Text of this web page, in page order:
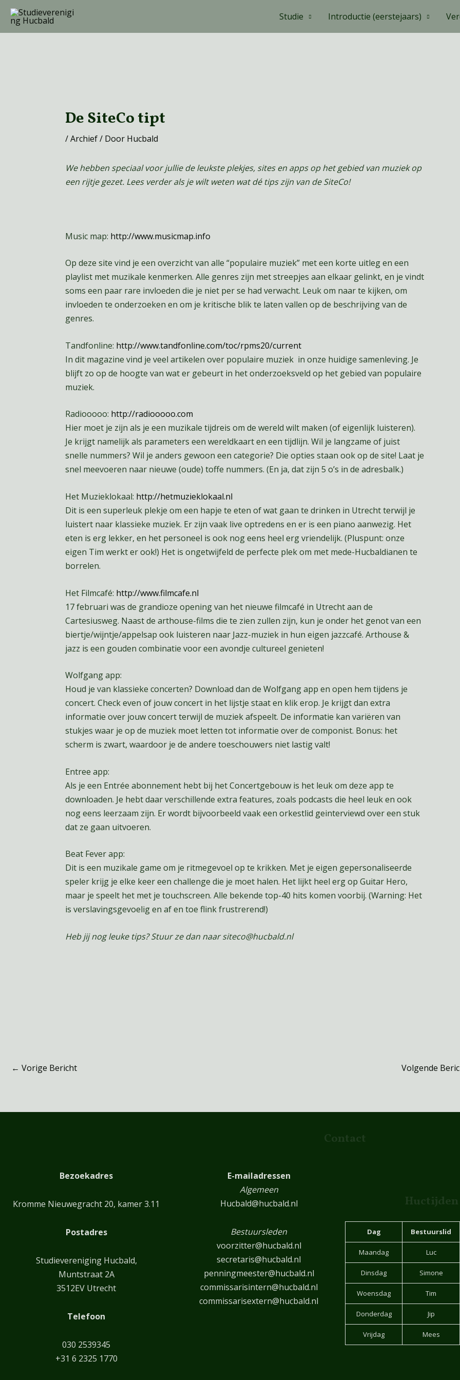
naar
de
Studie Introductie (eerstejaars)
De SiteCo tipt
/Archief/ Door Hucbald
We hebben speciaal voor jullie de leukste plekjes, sites en apps op het gebied van muziek op
een rijtje gezet. Lees verder als je wilt weten wat dé tips zijn van de SiteCo!
Music map: http://www.musicmap.info
Op deze site vind je een overzicht van alle “populaire muziek” met een korte uitleg en een
playlist met muzikale kenmerken. Alle genres zijn met streepjes aan elkaar gelinkt, en je vindt
soms een paar rare invloeden die je niet per se had verwacht. Leuk om naar te kijken, om
invloeden te onderzoeken en om je kritische blik te laten vallen op de beschrijving van de
genres.
Tandfonline: http://www.tandfonline.com/toc/rpms20/current
In dit magazine vind je veel artikelen over populaire muziek in onze huidige samenleving. Je
blijft zo op de hoogte van wat er gebeurt in het onderzoeksveld op het gebied van populaire
muziek.
Radiooooo: http://radiooooo.com
Hier moet je zijn als je een muzikale tijdreis om de wereld wilt maken (of eigenlijk luisteren).
Je krijgt namelijk als parameters een wereldkaart en een tijdlijn. Wil je langzame of juist
snelle nummers? Wil je anders gewoon een categorie? Die opties staan ook op de site! Laat je
snel meevoeren naar nieuwe (oude) toffe nummers. (En ja, dat zijn 5 o’s in de adresbalk.)
Het Muzieklokaal: http://hetmuzieklokaal.nl
Dit is een superleuk plekje om een hapje te eten of wat gaan te drinken in Utrecht terwijl je
luistert naar klassieke muziek. Er zijn vaak live optredens en er is een piano aanwezig. Het
eten is erg lekker, en het personeel is ook nog eens heel erg vriendelijk. (Pluspunt: onze
eigen Tim werkt er ook!) Het is ongetwijfeld de perfecte plek om met mede-Hucbaldianen te
borrelen.
Het Filmcafé: http://www.filmcafe.nl
17 februari was de grandioze opening van het nieuwe filmcafé in Utrecht aan de
Cartesiusweg. Naast de arthouse-films die te zien zullen zijn, kun je onder het genot van een
biertje/wijntje/appelsap ook luisteren naar Jazz-muziek in hun eigen jazzcafé. Arthouse &
jazz is een gouden combinatie voor een avondje cultureel genieten!
Wolfgang app:
Houd je van klassieke concerten? Download dan de Wolfgang app en open hem tijdens je
concert. Check even of jouw concert in het lijstje staat en klik erop. Je krijgt dan extra
informatie over jouw concert terwijl de muziek afspeelt. De informatie kan variëren van
stukjes waar je op de muziek moet letten tot informatie over de componist. Bonus: het
scherm is zwart, waardoor je de andere toeschouwers niet lastig valt!
Entree app:
Als je een Entrée abonnement hebt bij het Concertgebouw is het leuk om deze app te
downloaden. Je hebt daar verschillende extra features, zoals podcasts die heel leuk en ook
nog eens leerzaam zijn. Er wordt bijvoorbeeld vaak een orkestlid geinterviewd over een stuk
dat ze gaan uitvoeren.
Beat Fever app:
Dit is een muzikale game om je ritmegevoel op te krikken. Met je eigen gepersonaliseerde
speler krijg je elke keer een challenge die je moet halen. Het lijkt heel erg op Guitar Hero,
maar je speelt het met je touchscreen. Alle bekende top-40 hits komen voorbij. (Warning: Het
is verslavingsgevoelig en af en toe flink frustrerend!)
Heb jij nog leuke tips? Stuur ze dan naar siteco@hucbald.nl
← Vorige Bericht Volgende
Contact
Bezoekadres
Kromme Nieuwegracht 20, kamer 3.11
Postadres
Studievereniging Hucbald,
Muntstraat 2A
3512EV Utrecht
Telefoon
030 2539345
+31 6 2325 1770
E-mailadressen
Algemeen
Hucbald@hucbald.nl
Bestuursleden
voorzitter@hucbald.nl
secretaris@hucbald.nl
penningmeester@hucbald.nl
commissarisintern@hucbald.nl
commissarisextern@hucbald.nl
Huctijden
Dag Bestuurslid
Maandag Luc
Dinsdag Simone
Woensdag Tim
Donderdag Jip
Vrijdag Mees